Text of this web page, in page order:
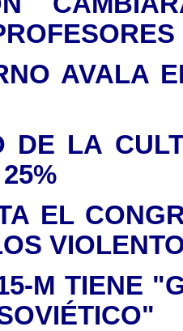
AVALA
DE LA
EL
M TIENE